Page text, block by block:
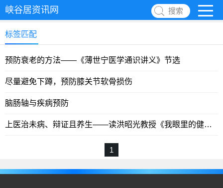
峡谷居资讯网 搜索
标签匹配
预防衰老的方法——《薄世宁医学通识讲义》节选
尽量避免下蹲，预防膝关节软骨损伤
脑肠轴与疾病预防
上医治未病、辩证且养生——读洪昭光教授《我眼里的健康人生》有感
1